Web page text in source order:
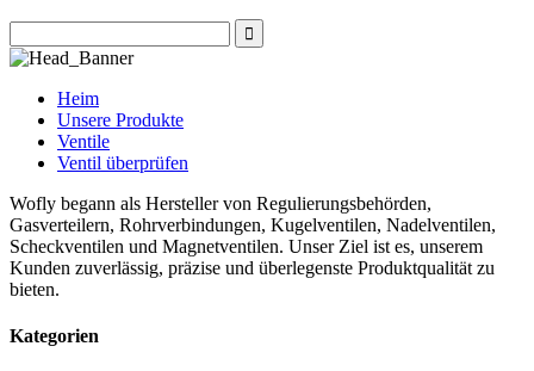
Heim
Unsere Produkte
Ventile
Ventil überprüfen
Wofly begann als Hersteller von Regulierungsbehörden,
Gasverteilern, Rohrverbindungen, Kugelventilen, Nadelventilen,
Scheckventilen und Magnetventilen. Unser Ziel ist es, unserem
Kunden zuverlässig, präzise und überlegenste Produktqualität zu
bieten.
Kategorien